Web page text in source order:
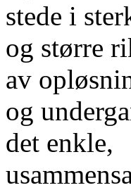
stede i
og større
av
og
det enkle,